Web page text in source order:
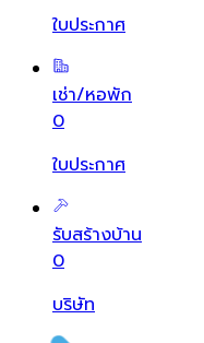
ใบประกาศ
เช่า/หอพัก
0
ใบประกาศ
รับสร้างบ้าน
0
บริษัท